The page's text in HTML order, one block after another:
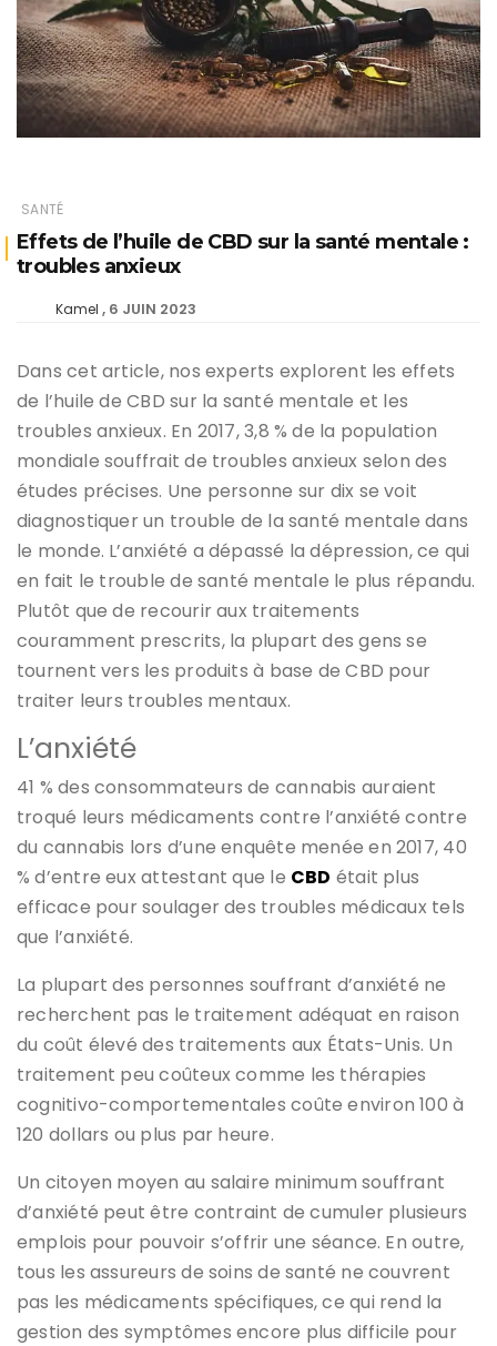
SANTÉ
Effets de l’huile de CBD sur la santé mentale :
troubles anxieux
Kamel 6 JUIN 2023
Dans cet article, nos experts explorent les effets
de l’huile de CBD sur la santé mentale et les
troubles anxieux. En 2017, 3,8 % de la population
mondiale souffrait de troubles anxieux selon des
études précises. Une personne sur dix se voit
diagnostiquer un trouble de la santé mentale dans
le monde. L’anxiété a dépassé la dépression, ce qui
en fait le trouble de santé mentale le plus répandu.
Plutôt que de recourir aux traitements
couramment prescrits, la plupart des gens se
tournent vers les produits à base de CBD pour
traiter leurs troubles mentaux.
L’anxiété
41 % des consommateurs de cannabis auraient
troqué leurs médicaments contre l’anxiété contre
du cannabis lors d’une enquête menée en 2017, 40
% d’entre eux attestant que le CBD était plus
efficace pour soulager des troubles médicaux tels
que l’anxiété.
La plupart des personnes souffrant d’anxiété ne
recherchent pas le traitement adéquat en raison
du coût élevé des traitements aux États-Unis. Un
traitement peu coûteux comme les thérapies
cognitivo-comportementales coûte environ 100 à
120 dollars ou plus par heure.
Un citoyen moyen au salaire minimum souffrant
d’anxiété peut être contraint de cumuler plusieurs
emplois pour pouvoir s’offrir une séance. En outre,
tous les assureurs de soins de santé ne couvrent
pas les médicaments spécifiques, ce qui rend la
gestion des symptômes encore plus difficile pour